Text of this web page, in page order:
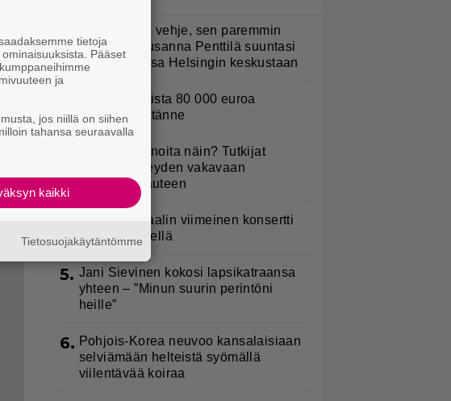
”Mitä isompi vehje, sen paremmin
kulkee” – Susanna Penttilä suuntasi
Bangbussinsa Helsingin keskustaan
Eurojackpotista 80 000 euroa
Suomeen – tänne
Syötkö perunoita näin? Tutkijat
löysivät yhteyden vakavaan
kansansairauteen
Eppu Normaalin viimeinen konsertti
esitetään Ylellä
5. Jani Sievinen kokosi lapsikatraansa
yhteen – ”Minun suurin perintöni
heille”
6. Pohjois-Korea neuvoo kansalaisiaan
selviämään helteistä syömällä
viilentävää koiraa
tietoja
Pääset
ja
jos niillä on siihen
tahansa seuraavalla
kaikki
Tietosuojakäytäntömme